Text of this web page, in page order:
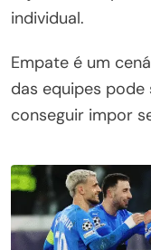
individual.
Empate é um
das equipes
conseguir impor